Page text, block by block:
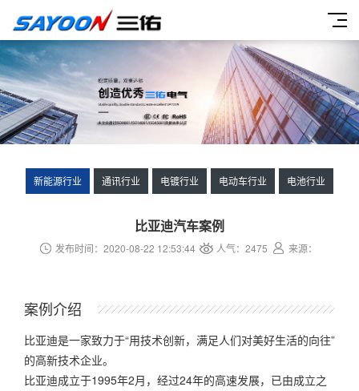
新能源行业 通讯行业 电镀行业 电动车行业 电池行业
比亚迪汽车案例
发布时间：2020-08-22 12:53:44 人气： 2475 来源：
案例介绍
比亚迪是一家致力于“用技术创新，满足人们对美好生活的向往”
的高新技术企业。
比亚迪成立于1995年2月，经过24年的高速发展，已由成立之